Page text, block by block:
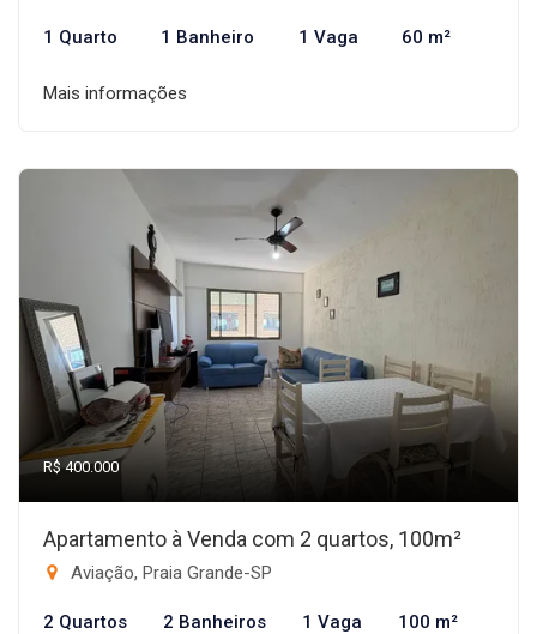
1 Quarto 1 Banheiro 1 Vaga 60 m²
Mais informações
R$ 400.000
Apartamento à Venda com 2 quartos, 100m²
Aviação, Praia Grande-SP
2 Quartos 2 Banheiros 1 Vaga 100 m²